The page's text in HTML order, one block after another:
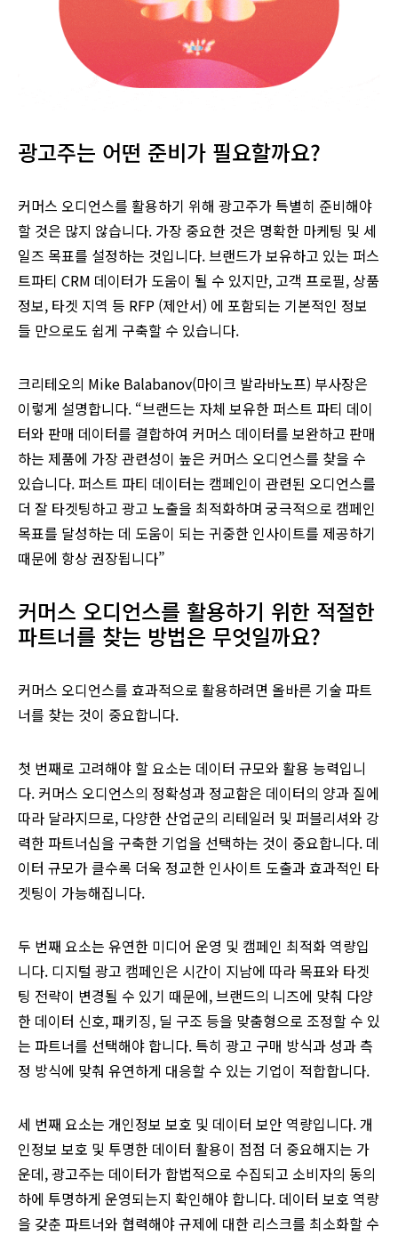
광고주는 어떤 준비가 필요할까요?
커머스 오디언스를 활용하기 위해 광고주가 특별히 준비해야
할 것은 많지 않습니다. 가장 중요한 것은 명확한 마케팅 및 세
일즈 목표를 설정하는 것입니다. 브랜드가 보유하고 있는 퍼스
트파티 CRM 데이터가 도움이 될 수 있지만, 고객 프로필, 상품
정보, 타겟 지역 등 RFP (제안서) 에 포함되는 기본적인 정보
들 만으로도 쉽게 구축할 수 있습니다.
크리테오의 Mike Balabanov(마이크 발라바노프) 부사장은
이렇게 설명합니다. “브랜드는 자체 보유한 퍼스트 파티 데이
터와 판매 데이터를 결합하여 커머스 데이터를 보완하고 판매
하는 제품에 가장 관련성이 높은 커머스 오디언스를 찾을 수
있습니다. 퍼스트 파티 데이터는 캠페인이 관련된 오디언스를
더 잘 타겟팅하고 광고 노출을 최적화하며 궁극적으로 캠페인
목표를 달성하는 데 도움이 되는 귀중한 인사이트를 제공하기
때문에 항상 권장됩니다”
커머스 오디언스를 활용하기 위한 적절한
파트너를 찾는 방법은 무엇일까요?
커머스 오디언스를 효과적으로 활용하려면 올바른 기술 파트
너를 찾는 것이 중요합니다.
첫 번째로 고려해야 할 요소는 데이터 규모와 활용 능력입니
다. 커머스 오디언스의 정확성과 정교함은 데이터의 양과 질에
따라 달라지므로, 다양한 산업군의 리테일러 및 퍼블리셔와 강
력한 파트너십을 구축한 기업을 선택하는 것이 중요합니다. 데
이터 규모가 클수록 더욱 정교한 인사이트 도출과 효과적인 타
겟팅이 가능해집니다.
두 번째 요소는 유연한 미디어 운영 및 캠페인 최적화 역량입
니다. 디지털 광고 캠페인은 시간이 지남에 따라 목표와 타겟
팅 전략이 변경될 수 있기 때문에, 브랜드의 니즈에 맞춰 다양
한 데이터 신호, 패키징, 딜 구조 등을 맞춤형으로 조정할 수 있
는 파트너를 선택해야 합니다. 특히 광고 구매 방식과 성과 측
정 방식에 맞춰 유연하게 대응할 수 있는 기업이 적합합니다.
세 번째 요소는 개인정보 보호 및 데이터 보안 역량입니다. 개
인정보 보호 및 투명한 데이터 활용이 점점 더 중요해지는 가
운데, 광고주는 데이터가 합법적으로 수집되고 소비자의 동의
하에 투명하게 운영되는지 확인해야 합니다. 데이터 보호 역량
을 갖춘 파트너와 협력해야 규제에 대한 리스크를 최소화할 수